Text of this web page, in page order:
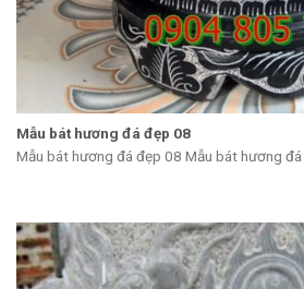
Mẫu bát hương đá đẹp 08
Mẫu bát hương đá đẹp 08 Mẫu bát hương đá